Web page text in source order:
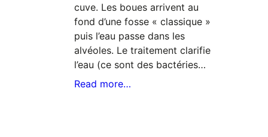
cuve. Les boues arrivent au
fond d’une fosse « classique »
puis l’eau passe dans les
alvéoles. Le traitement clarifie
l’eau (ce sont des bactéries…
Read more…